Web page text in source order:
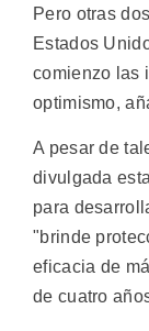
Pero otras
Estados
comienzo las
optimismo,
A pesar de
divulgada
para
"brinde
eficacia de
de cuatro